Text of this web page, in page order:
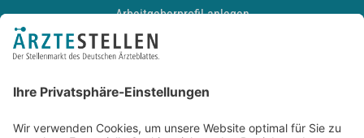
Arbeitgeberprofil anlegen
Recruiting-Podcast
Kontakt